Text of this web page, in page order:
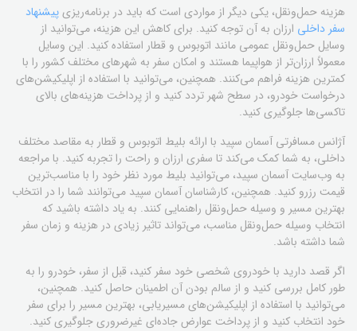
هزینه حمل‌ونقل، یکی دیگر از مواردی است که باید در برنامه‌ریزیپیشنهاد
سفر داخلی ارزان به آن توجه کنید. برای کاهش این هزینه، می‌توانید از
وسایل حمل‌ونقل عمومی مانند اتوبوس و قطار استفاده کنید. این وسایل
معمولاً ارزان‌تر از هواپیما هستند و امکان سفر به شهرهای مختلف کشور را با
کمترین هزینه فراهم می‌کنند. همچنین، می‌توانید با استفاده از اپلیکیشن‌های
درخواست خودرو، در سطح شهر تردد کنید و از پرداخت هزینه‌های بالای
تاکسی‌ها جلوگیری کنید.
آژانس مسافرتی آسمان سپید با ارائه بلیط اتوبوس و قطار به مقاصد مختلف
داخلی، به شما کمک می‌کند تا سفری ارزان و راحت را تجربه کنید. با مراجعه
به وب‌سایت آسمان سپید، می‌توانید بلیط مورد نظر خود را با مناسب‌ترین
قیمت رزرو کنید. همچنین، کارشناسان آسمان سپید می‌توانند شما را در انتخاب
بهترین مسیر و وسیله حمل‌ونقل راهنمایی کنند. به یاد داشته باشید که
انتخاب وسیله حمل‌ونقل مناسب، می‌تواند تاثیر زیادی در هزینه و زمان سفر
شما داشته باشد.
اگر قصد دارید با خودروی شخصی خود سفر کنید، قبل از سفر، خودرو را به
طور کامل بررسی کنید و از سالم بودن آن اطمینان حاصل کنید. همچنین،
می‌توانید با استفاده از اپلیکیشن‌های مسیریابی، بهترین مسیر را برای سفر
خود انتخاب کنید و از پرداخت عوارض جاده‌ای غیرضروری جلوگیری کنید.